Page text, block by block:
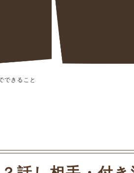
できること